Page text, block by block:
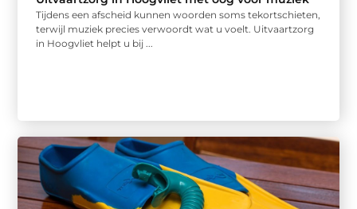
Tijdens een afscheid kunnen woorden soms tekortschieten,
terwijl muziek precies verwoordt wat u voelt. Uitvaartzorg
in Hoogvliet helpt u bij ...